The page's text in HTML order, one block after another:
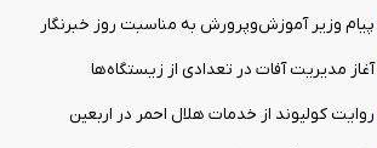
پیام وزیر آموزش‌وپرورش به مناسبت روز خبرنگار
آغاز مدیریت آفات در تعدادی از زیستگاه‌ها
روایت کولیوند از خدمات هلال احمر در اربعین